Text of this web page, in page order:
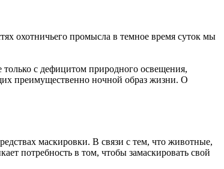
охотничьего промысла в темное время суток мы
с дефицитом природного освещения,
преимущественно ночной образ жизни. О
маскировки. В связи с тем, что животные,
потребность в том, чтобы замаскировать свой